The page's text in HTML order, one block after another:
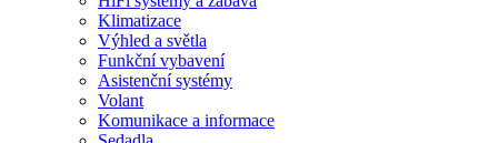
Klimatizace
Výhled a světla
Funkční vybavení
Asistenční systémy
Volant
Komunikace a informace